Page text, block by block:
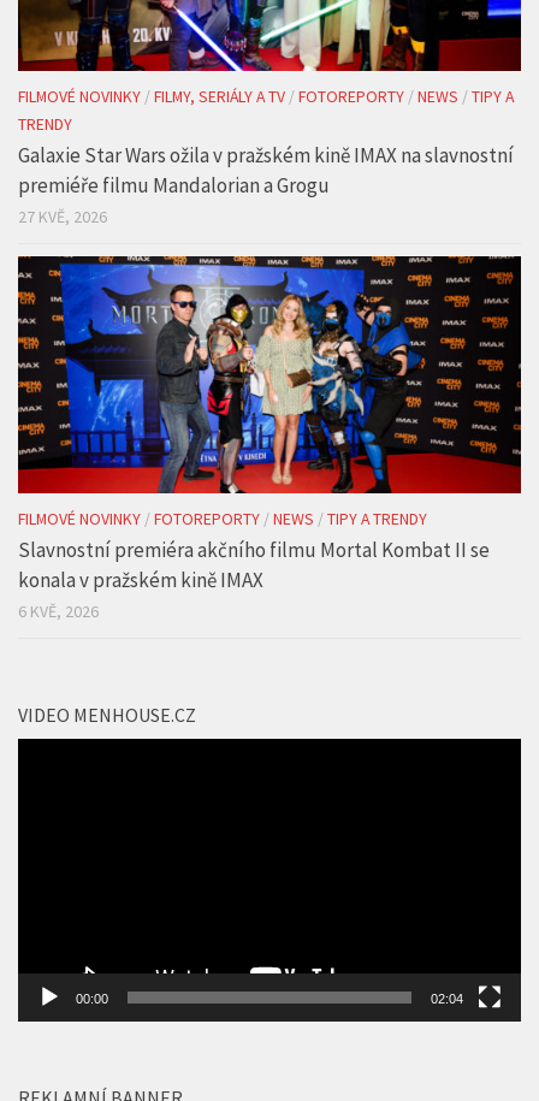
TRENDY
Galaxie Star Wars ožila v pražském kině IMAX na slavnostní
premiéře filmu Mandalorian a Grogu
27 KVĚ, 2026
FILMOVÉ NOVINKY /FOTOREPORTY/NEWS/TIPY A TRENDY
Slavnostní premiéra akčního filmu Mortal Kombat II se
konala v pražském kině IMAX
6 KVĚ, 2026
VIDEO MENHOUSE.CZ
REKLAMNÍ BANNER